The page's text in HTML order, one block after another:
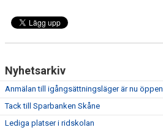
MEDLEMSKAP
HIPPOCRATES
STÖTTA TORNS
LEKTIONSPLANERING RIDSKOLA
Nyhetsarkiv
Anmälan till igångsättningsläger är nu öppen
Tack till Sparbanken Skåne
Lediga platser i ridskolan